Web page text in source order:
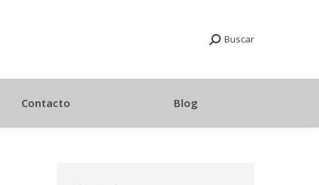
Buscar
Contacto Blog